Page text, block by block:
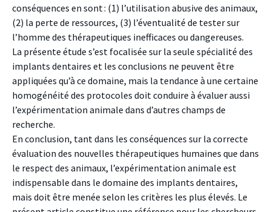
conséquences en sont : (1) l’utilisation abusive des animaux,
(2) la perte de ressources, (3) l’éventualité de tester sur
l’homme des thérapeutiques inefficaces ou dangereuses.
La présente étude s’est focalisée sur la seule spécialité des
implants dentaires et les conclusions ne peuvent être
appliquées qu’à ce domaine, mais la tendance à une certaine
homogénéité des protocoles doit conduire à évaluer aussi
l’expérimentation animale dans d’autres champs de
recherche.
En conclusion, tant dans les conséquences sur la correcte
évaluation des nouvelles thérapeutiques humaines que dans
le respect des animaux, l’expérimentation animale est
indispensable dans le domaine des implants dentaires,
mais doit être menée selon les critères les plus élevés. Le